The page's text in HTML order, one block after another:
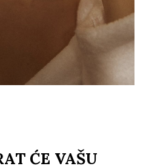
ĆE VAŠU